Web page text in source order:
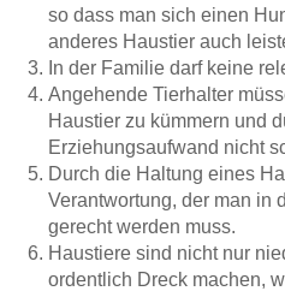
Mittwoch
so dass man sich einen
anderes Haustier auch
In der Familie darf keine
Angehende Tierhalter
Haustier zu kümmern und
Erziehungsaufwand nicht
Durch die Haltung eines
Verantwortung, der man in
gerecht werden muss.
Haustiere sind nicht nur
ordentlich Dreck machen,